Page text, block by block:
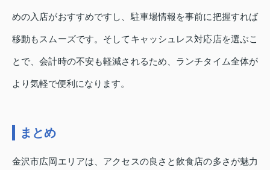
めの入店がおすすめですし、駐車場情報を事前に把握すれば
移動もスムーズです。そしてキャッシュレス対応店を選ぶこ
とで、会計時の不安も軽減されるため、ランチタイム全体が
より気軽で便利になります。
まとめ
金沢市広岡エリアは、アクセスの良さと飲食店の多さが魅力